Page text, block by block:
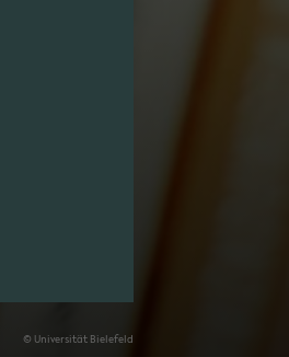
© Uni­ver­si­tät Bie­le­feld